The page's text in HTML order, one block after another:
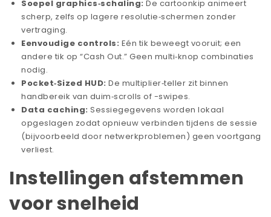
Soepel graphics‑schaling: De cartoonkip animeert
scherp, zelfs op lagere resolutie‑schermen zonder
vertraging.
Eenvoudige controls: Eén tik beweegt vooruit; een
andere tik op “Cash Out.” Geen multi‑knop combinaties
nodig.
Pocket‑Sized HUD: De multiplier‑teller zit binnen
handbereik van duim‑scrolls of -swipes.
Data caching: Sessiegegevens worden lokaal
opgeslagen zodat opnieuw verbinden tijdens de sessie
(bijvoorbeeld door netwerkproblemen) geen voortgang
verliest.
Instellingen afstemmen
voor snelheid